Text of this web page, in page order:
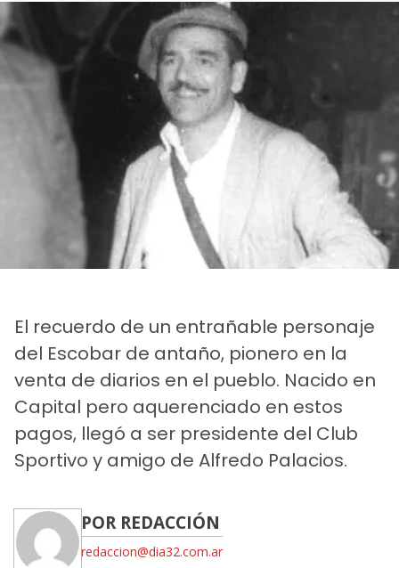
El recuerdo de un entrañable personaje
del Escobar de antaño, pionero en la
venta de diarios en el pueblo. Nacido en
Capital pero aquerenciado en estos
pagos, llegó a ser presidente del Club
Sportivo y amigo de Alfredo Palacios.
POR REDACCIÓN
redaccion@dia32.com.ar